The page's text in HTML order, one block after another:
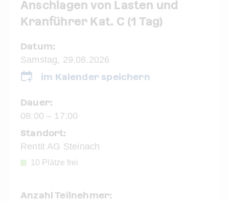
Anschlagen von Lasten und
Kranführer Kat. C (1 Tag)
Datum:
Samstag, 29.08.2026
im Kalender speichern
Dauer:
08:00 – 17:00
Standort:
Rentit AG Steinach
10 Plätze frei
Anzahl Teilnehmer: